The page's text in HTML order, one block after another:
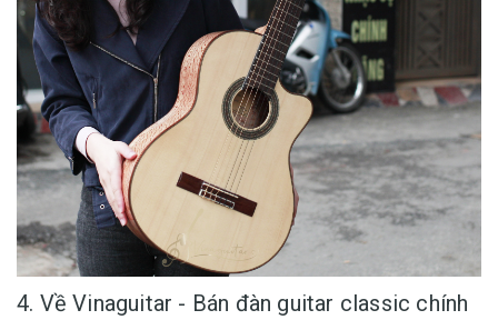
4. Về Vinaguitar - Bán đàn guitar classic chính